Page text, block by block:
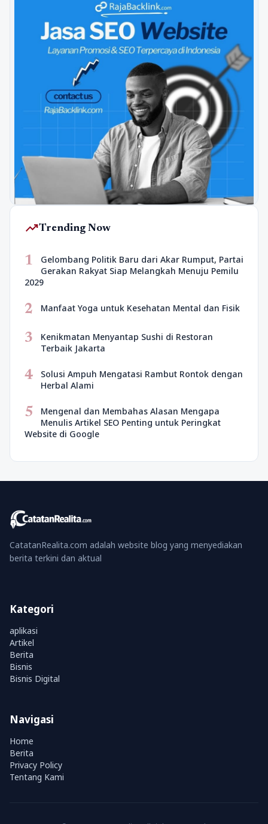
trending_upTrending Now
1
Gelombang Politik Baru dari Akar Rumput, Partai
Gerakan Rakyat Siap Melangkah Menuju Pemilu
2029
2 Manfaat Yoga untuk Kesehatan Mental dan Fisik
3
Kenikmatan Menyantap Sushi di Restoran
Terbaik Jakarta
4
Solusi Ampuh Mengatasi Rambut Rontok dengan
Herbal Alami
5
Mengenal dan Membahas Alasan Mengapa
Menulis Artikel SEO Penting untuk Peringkat
Website di Google
CatatanRealita.com adalah website blog yang menyediakan
berita terkini dan aktual
Kategori
aplikasi
Artikel
Berita
Bisnis
Bisnis Digital
Navigasi
Home
Berita
Privacy Policy
Tentang Kami